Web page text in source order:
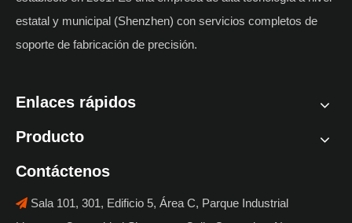
estatal y municipal (Shenzhen) con servicios completos de
soporte de fabricación de precisión.
Enlaces rápidos
Producto
Contáctenos
 Sala 101, 301, Edificio 5, Área C, Parque Industrial